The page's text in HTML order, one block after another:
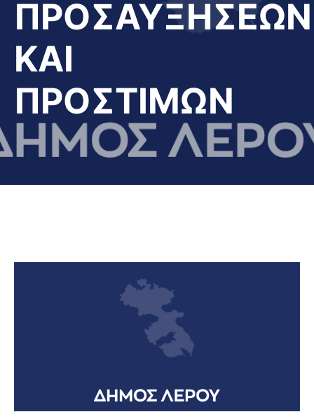
ΠΡΟΣΑΥΞΗΣΕΩΝ
ΚΑΙ
ΠΡΟΣΤΙΜΩΝ